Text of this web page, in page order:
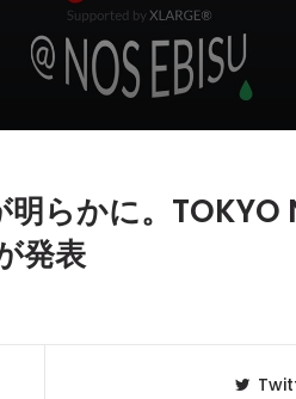
明らかに。TOKYO
発表